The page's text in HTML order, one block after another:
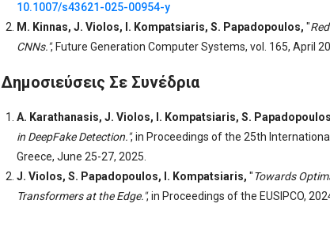
10.1007/s43621-025-00954-y
M. Kinnas, J. Violos, I. Kompatsiaris, S. Papadopoulos, "
CNNs.", Future Generation Computer Systems, vol. 165, April
Δημοσιεύσεις Σε Συνέδρια
A. Karathanasis, J. Violos, I. Kompatsiaris, S.
in DeepFake Detection.",in Proceedings of the 25th
Greece, June 25-27, 2025.
J. Violos, S. Papadopoulos, I. Kompatsiaris, "Towards
Transformers at the Edge.",in Proceedings of the EUSIPCO,